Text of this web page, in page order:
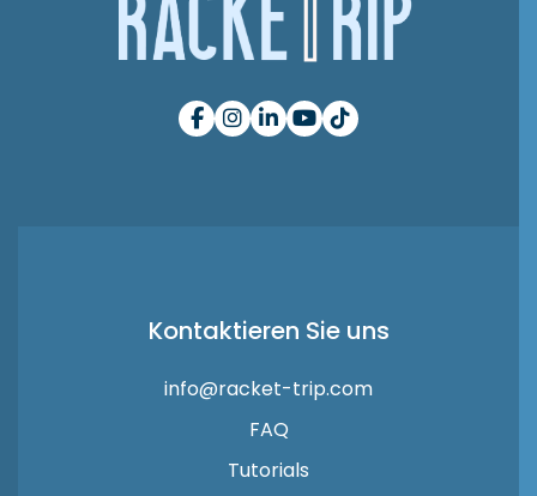
Kontaktieren Sie uns
info@racket-trip.com
FAQ
Tutorials